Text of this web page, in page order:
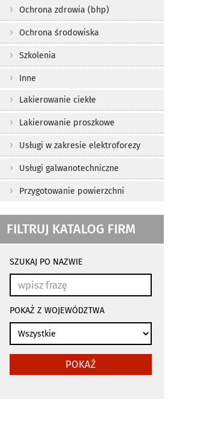
Ochrona zdrowia (bhp)
Ochrona środowiska
Szkolenia
Inne
Lakierowanie ciekłe
Lakierowanie proszkowe
Usługi w zakresie elektroforezy
Usługi galwanotechniczne
Przygotowanie powierzchni
FILTRUJ KATALOG FIRM
wyszukiwania
automatycznie
SZUKAJ PO NAZWIE
POKAŻ Z WOJEWÓDZTWA
POKAŻ